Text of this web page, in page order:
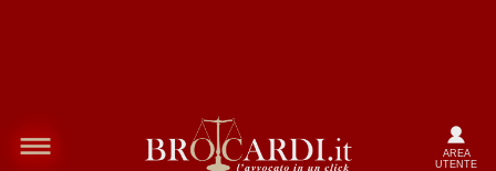
AREA
UTENTE